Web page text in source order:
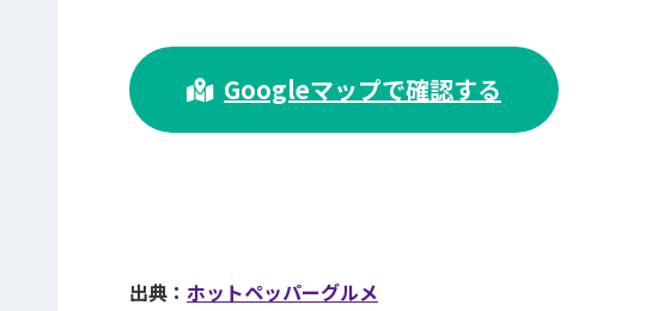
Googleマップで確認する
出典： ホットペッパーグルメ